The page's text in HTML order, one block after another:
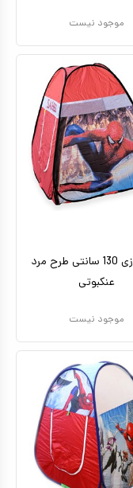
موجود نیست
چادر بازی 130 سانتی طرح مرد
عنکبوتی
موجود نیست